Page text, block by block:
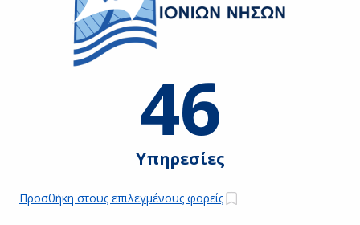
46
Υπηρεσίες
Προσθήκη στους επιλεγμένους φορείς